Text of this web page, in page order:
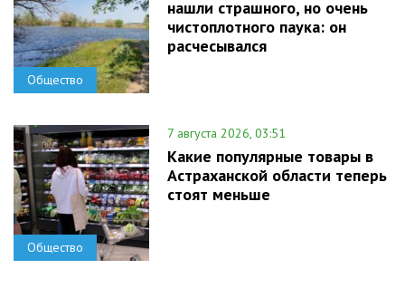
Общество
нашли страшного, но очень
чистоплотного паука: он
расчесывался
Общество
7 августа 2026, 03:51
Какие популярные товары в
Астраханской области теперь
стоят меньше